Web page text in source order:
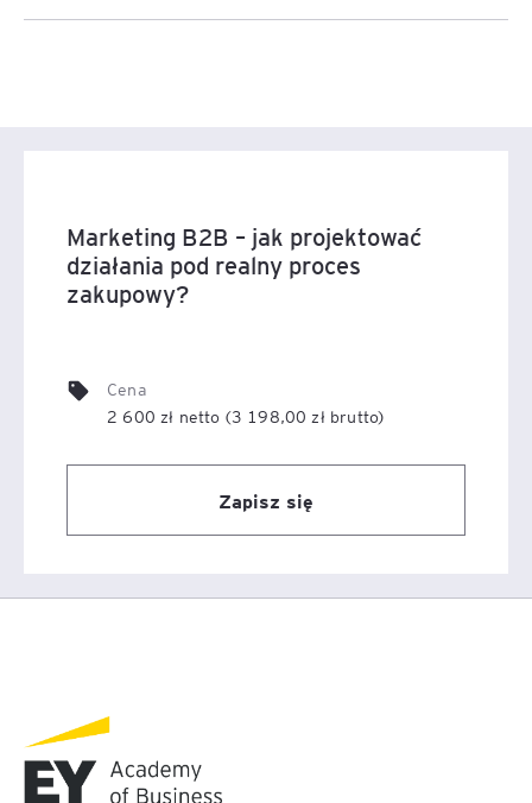
Marketing B2B – jak projektować
działania pod realny proces
zakupowy?
Cena
2 600 zł netto (3 198,00 zł brutto)
Zapisz się